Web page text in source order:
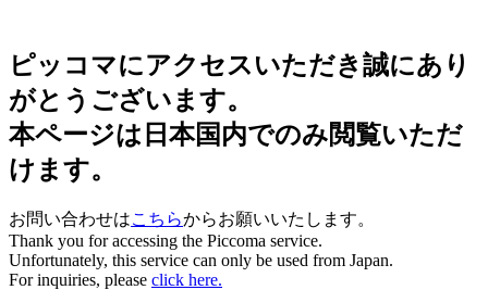
ピッコマにアクセスいただき誠にあり
がとうございます。
本ページは日本国内でのみ閲覧いただ
けます。
お問い合わせはこちらからお願いいたします。
Thank you for accessing the Piccoma service.
Unfortunately, this service can only be used from Japan.
For inquiries, please click here.